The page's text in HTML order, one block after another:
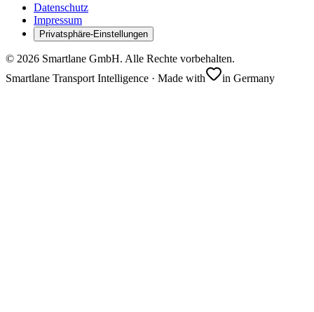
Datenschutz
Impressum
Privatsphäre-Einstellungen
© 2026 Smartlane GmbH. Alle Rechte vorbehalten.
Smartlane Transport Intelligence · Made with
in Germany